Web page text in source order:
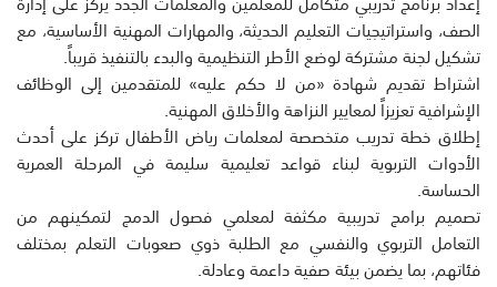
الصف، واستراتيجيات التعليم الحديثة، والمهارات المهنية الأساسية، مع
تشكيل لجنة مشتركة لوضع الأطر التنظيمية والبدء بالتنفيذ قريباً.
اشتراط تقديم شهادة «من لا حكم عليه» للمتقدمين إلى الوظائف
الإشرافية تعزيزاً لمعايير النزاهة والأخلاق المهنية.
إطلاق خطة تدريب متخصصة لمعلمات رياض الأطفال تركز على أحدث
الأدوات التربوية لبناء قواعد تعليمية سليمة في المرحلة العمرية
الحساسة.
تصميم برامج تدريبية مكثفة لمعلمي فصول الدمج لتمكينهم من
التعامل التربوي والنفسي مع الطلبة ذوي صعوبات التعلم بمختلف
فئاتهم، بما يضمن بيئة صفية داعمة وعادلة.